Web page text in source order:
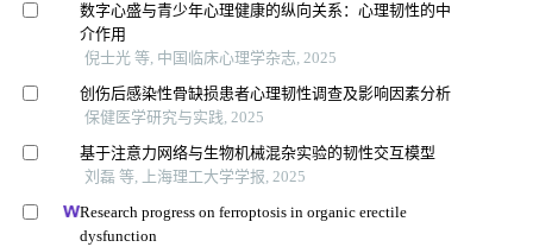
数字心盛与青少年心理健康的纵向关系：心理韧性的中
介作用
倪士光 等, 中国临床心理学杂志, 2025
创伤后感染性骨缺损患者心理韧性调查及影响因素分析
保健医学研究与实践, 2025
基于注意力网络与生物机械混杂实验的韧性交互模型
刘磊 等, 上海理工大学学报, 2025
Research progress on ferroptosis in organic erectile
dysfunction